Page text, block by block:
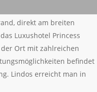
direkt am breiten
Luxushotel Princess
Ort mit zahlreichen
befindet
Lindos erreicht man in